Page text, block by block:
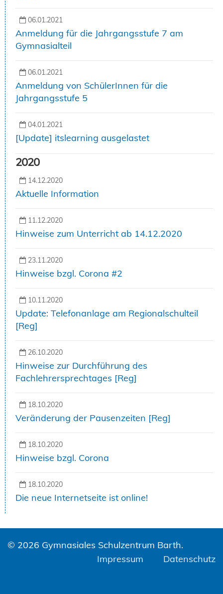
06.01.2021
Anmeldung für die Jahrgangsstufe 7 am
Gymnasialteil
06.01.2021
Anmeldung von SchülerInnen für die
Jahrgangsstufe 5
04.01.2021
[Update] itslearning ausgelastet
2020
14.12.2020
Aktuelle Information
11.12.2020
Hinweise zum Unterricht ab 14.12.2020
23.11.2020
Hinweise bzgl. Corona #2
10.11.2020
Update: Telefonanlage am Regionalschulteil
[Reg]
26.10.2020
Hinweise zur Durchführung des
Fachlehrersprechtages [Reg]
18.10.2020
Veränderung der Pausenzeiten [Reg]
18.10.2020
Hinweise bzgl. Corona
18.10.2020
Die neue Internetseite ist online!
© 2026 Gymnasiales Schulzentrum Barth.
Impressum
Datenschutz